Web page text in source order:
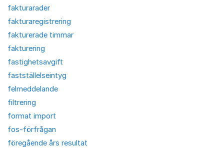
fakturarader
fakturaregistrering
fakturerade timmar
fakturering
fastighetsavgift
fastställelseintyg
felmeddelande
filtrering
format import
fos-förfrågan
föregående års resultat